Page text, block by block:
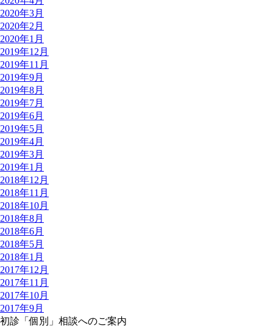
2020年3月
2020年2月
2020年1月
2019年12月
2019年11月
2019年9月
2019年8月
2019年7月
2019年6月
2019年5月
2019年4月
2019年3月
2019年1月
2018年12月
2018年11月
2018年10月
2018年8月
2018年6月
2018年5月
2018年1月
2017年12月
2017年11月
2017年10月
2017年9月
初診「個別」相談へのご案内